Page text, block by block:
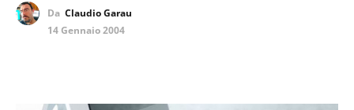
Da Claudio Garau
14 Gennaio 2004